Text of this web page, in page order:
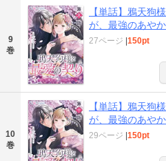
9
巻
【単話】鴉天狗
が、最強のあや
27ページ |150pt
10
巻
【単話】鴉天狗
が、最強のあや
29ページ |150pt